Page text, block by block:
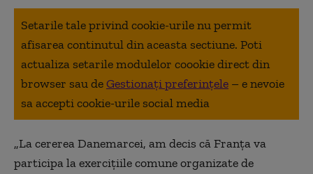
Setarile tale privind cookie-urile nu permit
afisarea continutul din aceasta sectiune. Poti
actualiza setarile modulelor coookie direct din
browser sau deGestionați preferințele – e nevoie
sa accepti cookie-urile social media
„La cererea Danemarcei, am decis că Franța va
participa la exercițiile comune organizate de